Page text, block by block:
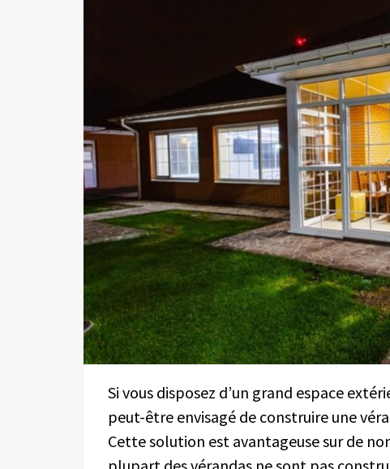
Si vous disposez d’un grand espace
peut-être envisagé de construire une
Cette solution est avantageuse sur de